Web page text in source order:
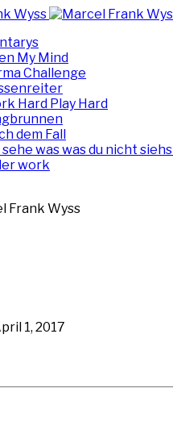
My Mind
Challenge
Hard Play Hard
dem Fall
sehe was was du nicht
work
Frank Wyss
1, 2017